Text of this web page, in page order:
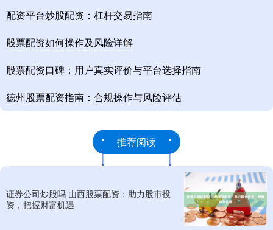
配资平台炒股配资：杠杆交易指南
股票配资如何操作及风险详解
股票配资口碑：用户真实评价与平台选择指南
德州股票配资指南：合规操作与风险评估
推荐阅读
证券公司炒股吗 山西股票配资：助力股市投
资，把握财富机遇